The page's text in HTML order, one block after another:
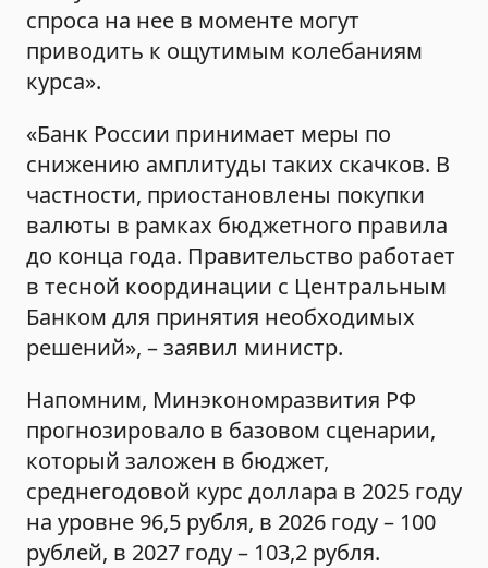
спроса на нее в моменте могут
приводить к ощутимым колебаниям
курса».
«Банк России принимает меры по
снижению амплитуды таких скачков. В
частности, приостановлены покупки
валюты в рамках бюджетного правила
до конца года. Правительство работает
в тесной координации с Центральным
Банком для принятия необходимых
решений», – заявил министр.
Напомним, Минэкономразвития РФ
прогнозировало в базовом сценарии,
который заложен в бюджет,
среднегодовой курс доллара в 2025 году
на уровне 96,5 рубля, в 2026 году – 100
рублей, в 2027 году – 103,2 рубля.